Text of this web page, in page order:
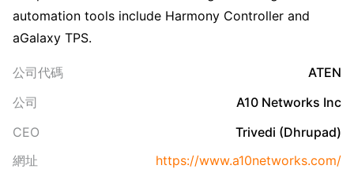
automation tools include Harmony Controller and
aGalaxy TPS.
公司代碼
ATEN
公司
A10 Networks Inc
CEO
Trivedi (Dhrupad)
網址
https://www.a10networks.com/